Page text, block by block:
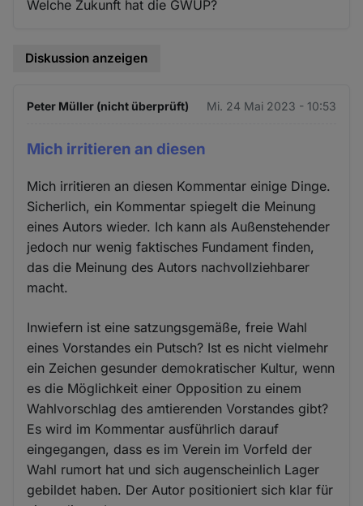
Welche Zukunft hat die GWUP?
Diskussion anzeigen
Peter Müller (nicht überprüft) Mi. 24 Mai 2023 - 10:53
Mich irritieren an diesen
Mich irritieren an diesen Kommentar einige Dinge.
Sicherlich, ein Kommentar spiegelt die Meinung
eines Autors wieder. Ich kann als Außenstehender
jedoch nur wenig faktisches Fundament finden,
das die Meinung des Autors nachvollziehbarer
macht.
Inwiefern ist eine satzungsgemäße, freie Wahl
eines Vorstandes ein Putsch? Ist es nicht vielmehr
ein Zeichen gesunder demokratischer Kultur, wenn
es die Möglichkeit einer Opposition zu einem
Wahlvorschlag des amtierenden Vorstandes gibt?
Es wird im Kommentar ausführlich darauf
eingegangen, dass es im Verein im Vorfeld der
Wahl rumort hat und sich augenscheinlich Lager
gebildet haben. Der Autor positioniert sich klar für